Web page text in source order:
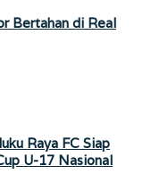
Bertahan di Real
Raya FC Siap
U-17 Nasional